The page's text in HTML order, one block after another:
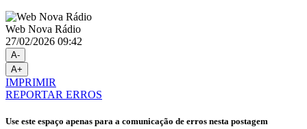
Web Nova Rádio
27/02/2026 09:42
A-
A+
IMPRIMIR
REPORTAR ERROS
Use este espaço apenas para a comunicação de erros nesta postagem